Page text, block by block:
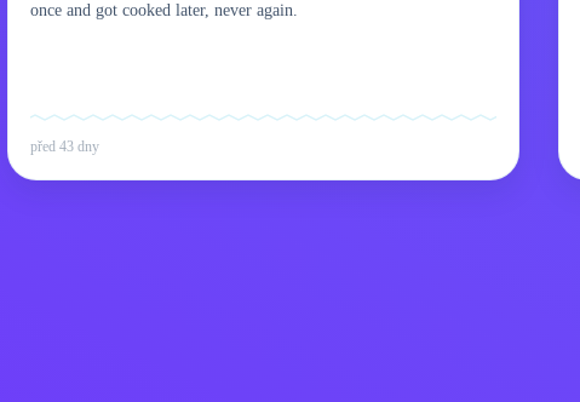
once and got cooked later, never again.
před 43 dny